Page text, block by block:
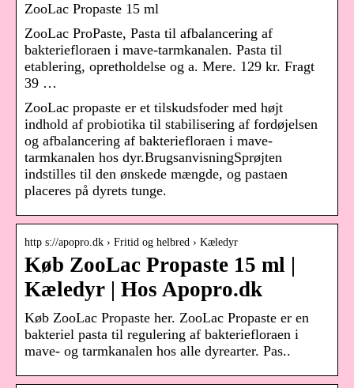
ZooLac Propaste 15 ml
ZooLac ProPaste, Pasta til afbalancering af
bakteriefloraen i mave-tarmkanalen. Pasta til
etablering, opretholdelse og a. Mere. 129 kr. Fragt
39 …
ZooLac propaste er et tilskudsfoder med højt
indhold af probiotika til stabilisering af fordøjelsen
og afbalancering af bakteriefloraen i mave-
tarmkanalen hos dyr.BrugsanvisningSprøjten
indstilles til den ønskede mængde, og pastaen
placeres på dyrets tunge.
http s://apopro.dk › Fritid og helbred › Kæledyr
Køb ZooLac Propaste 15 ml |
Kæledyr | Hos Apopro.dk
Køb ZooLac Propaste her. ZooLac Propaste er en
bakteriel pasta til regulering af bakteriefloraen i
mave- og tarmkanalen hos alle dyrearter. Pas..